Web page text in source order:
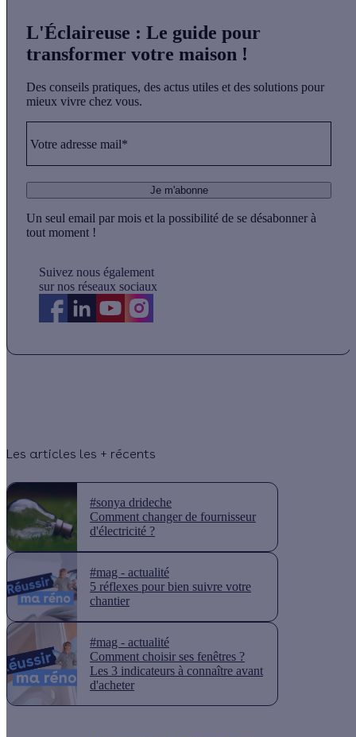
L'Éclaireuse : Le guide pour
transformer votre maison !
Des conseils pratiques, des actus utiles et des solutions pour
mieux vivre chez vous.
Votre adresse mail*
Je m'abonne
Un seul email par mois et la possibilité de se désabonner à
tout moment !
Suivez nous également
sur nos réseaux sociaux
Les articles les + récents
#sonya drideche
Comment changer de fournisseur
d'électricité ?
#mag - actualité
5 réflexes pour bien suivre votre
chantier
#mag - actualité
Comment choisir ses fenêtres ?
Les 3 indicateurs à connaître avant
d'acheter